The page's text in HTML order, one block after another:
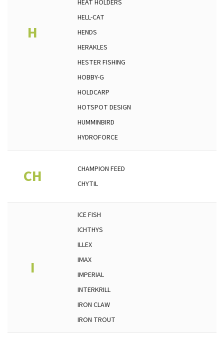
H
HEAT HOLDERS
HELL-CAT
HENDS
HERAKLES
HESTER FISHING
HOBBY-G
HOLDCARP
HOTSPOT DESIGN
HUMMINBIRD
HYDROFORCE
CH
CHAMPION FEED
CHYTIL
I
ICE FISH
ICHTHYS
ILLEX
IMAX
IMPERIAL
INTERKRILL
IRON CLAW
IRON TROUT